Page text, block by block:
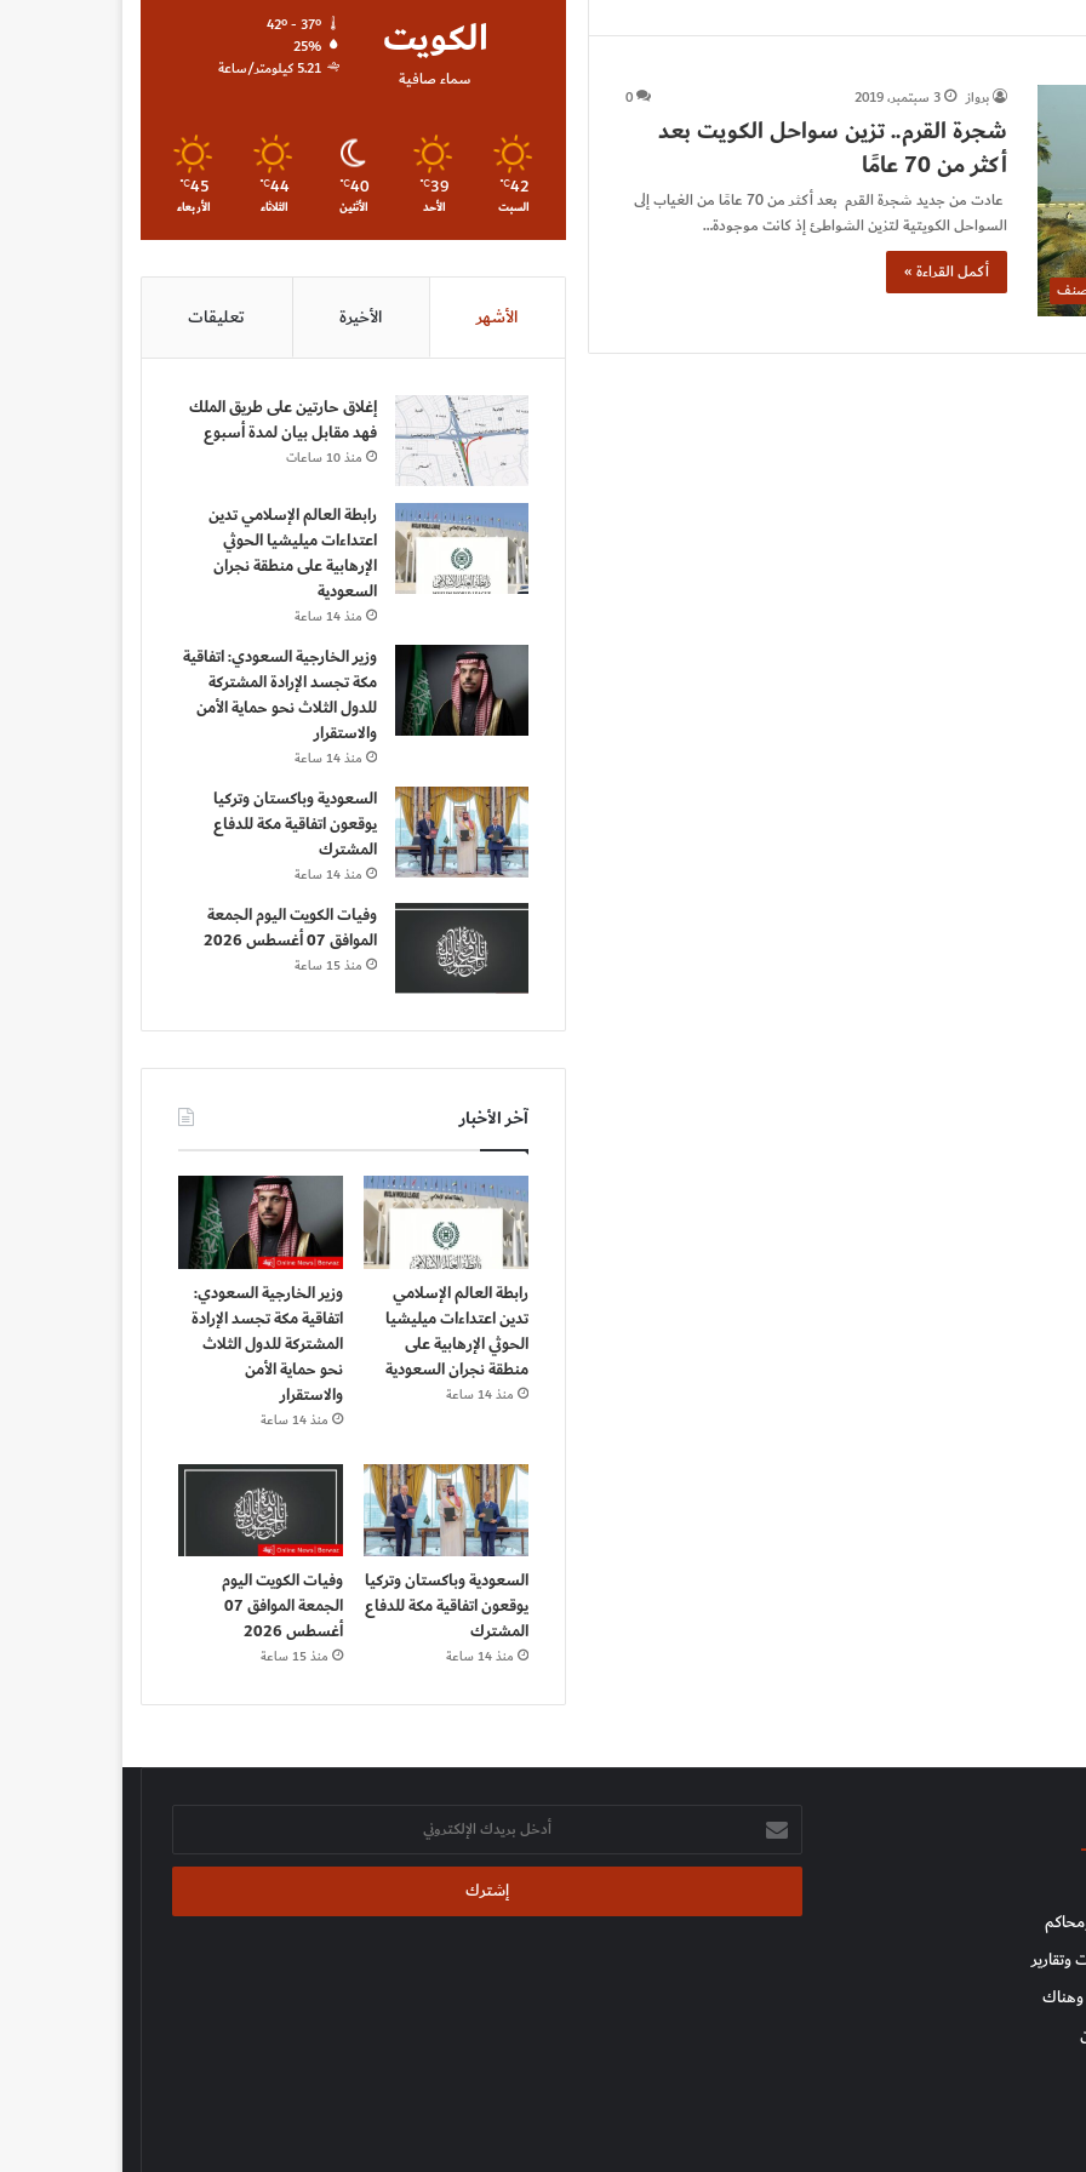
برواز 3 سبتمبر، 2019 0
شجرة القرم.. تزين سواحل الكويت بعد
أكثر من 70 عامًا
عادت من جديد شجرة القرم بعد أكثر من 70 عامًا من الغياب إلى
السواحل الكويتية لتزين الشواطئ إذ كانت موجودة…
أكمل القراءة »
الكويت
سماء صافية
42º - 37º
25%
5.21 كيلومتر/ساعة
42
℃
السبت
39
℃
الأحد
40
℃
الأثنين
44
℃
الثلاثاء
45
℃
الأربعاء
الأشهر الأخيرة تعليقات
إغلاق حارتين على طريق الملك
فهد مقابل بيان لمدة أسبوع
منذ 10 ساعات
رابطة العالم الإسلامي تدين
اعتداءات ميليشيا الحوثي
الإرهابية على منطقة نجران
السعودية
منذ 14 ساعة
وزير الخارجية السعودي: اتفاقية
مكة تجسد الإرادة المشتركة
للدول الثلاث نحو حماية الأمن
والاستقرار
منذ 14 ساعة
السعودية وباكستان وتركيا
يوقعون اتفاقية مكة للدفاع
المشترك
منذ 14 ساعة
وفيات الكويت اليوم الجمعة
الموافق 07 أغسطس 2026
منذ 15 ساعة
آخر الأخبار
رابطة العالم الإسلامي
تدين اعتداءات ميليشيا
الحوثي الإرهابية على
منطقة نجران السعودية
منذ 14 ساعة
وزير الخارجية السعودي:
اتفاقية مكة تجسد الإرادة
المشتركة للدول الثلاث
نحو حماية الأمن
والاستقرار
منذ 14 ساعة
السعودية وباكستان وتركيا
يوقعون اتفاقية مكة للدفاع
المشترك
منذ 14 ساعة
وفيات الكويت اليوم
الجمعة الموافق 07
أغسطس 2026
منذ 15 ساعة
وتقارير
أدخل
بريدك
الإلكتروني